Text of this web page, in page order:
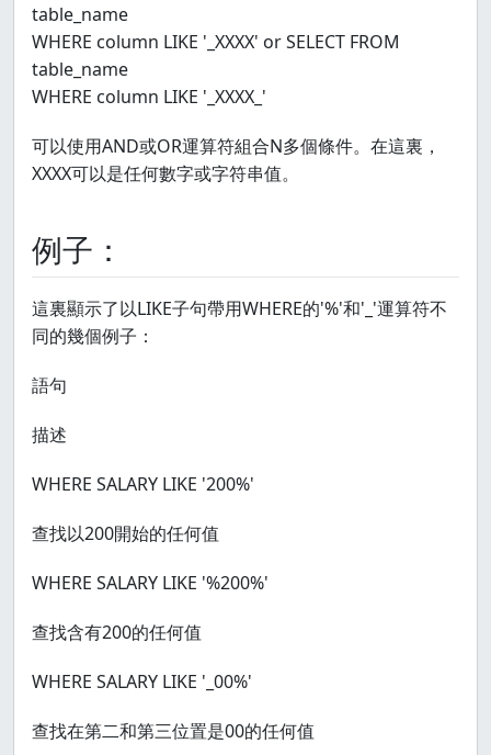
table_name
WHERE column LIKE '_XXXX' or SELECT FROM
table_name
WHERE column LIKE '_XXXX_'
可以使用AND或OR運算符組合N多個條件。在這裏，
XXXX可以是任何數字或字符串值。
例子：
這裏顯示了以LIKE子句帶用WHERE的'%'和'_'運算符不
同的幾個例子：
語句
描述
WHERE SALARY LIKE '200%'
查找以200開始的任何值
WHERE SALARY LIKE '%200%'
查找含有200的任何值
WHERE SALARY LIKE '_00%'
查找在第二和第三位置是00的任何值